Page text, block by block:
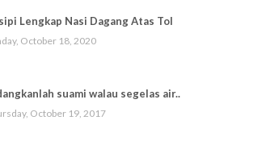
Lengkap Nasi Dagang Atas Tol
October 18, 2020
suami walau segelas air..
October 19, 2017